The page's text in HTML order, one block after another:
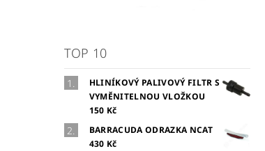
TOP 10
HLINÍKOVÝ PALIVOVÝ FILTR S
VYMĚNITELNOU VLOŽKOU
150 Kč
BARRACUDA ODRAZKA NCAT
430 Kč